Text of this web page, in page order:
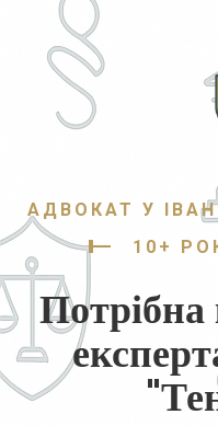
АДВОКАТ У
10+
Потрібна